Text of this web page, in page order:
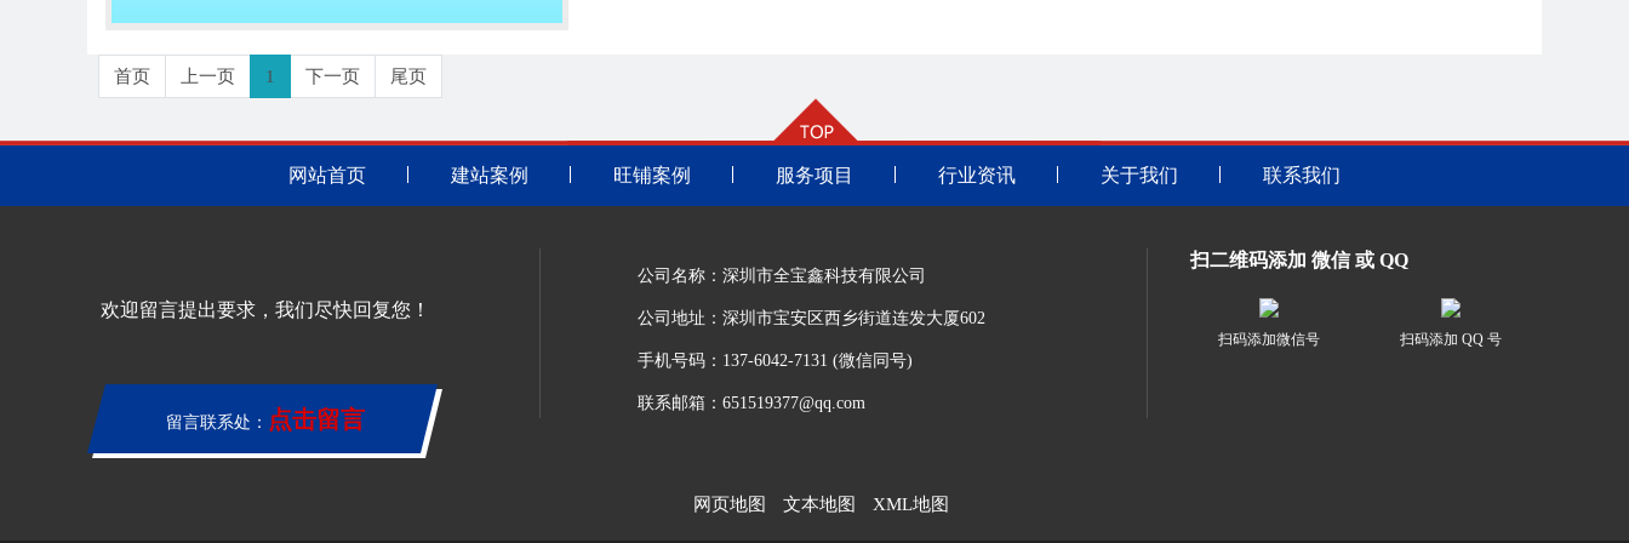
首页 上一页 1 下一页 尾页
网站首页 建站案例 旺铺案例 服务项目 行业资讯 关于我们 联系我们
欢迎留言提出要求，我们尽快回复您！
留言联系处： 点击留言
公司名称：深圳市全宝鑫科技有限公司
公司地址：深圳市宝安区西乡街道连发大厦602
手机号码：137-6042-7131 (微信同号)
联系邮箱：651519377@qq.com
扫二维码添加 微信 或 QQ
扫码添加微信号 扫码添加 QQ 号
网页地图 文本地图 XML地图